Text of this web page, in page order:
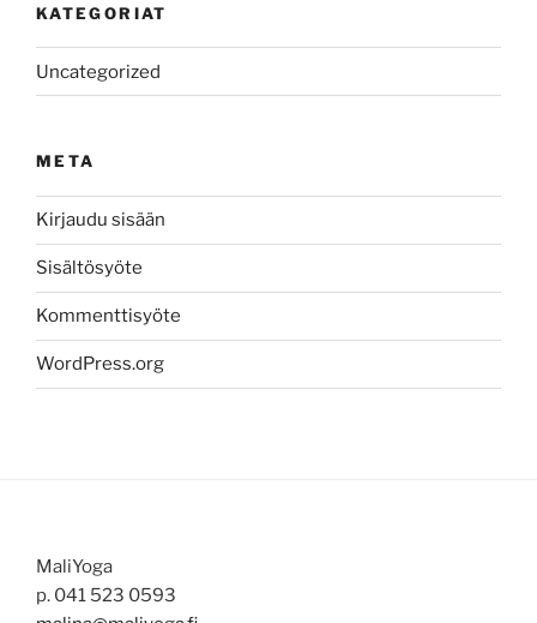
KATEGORIAT
Uncategorized
META
Kirjaudu sisään
Sisältösyöte
Kommenttisyöte
WordPress.org
MaliYoga
p. 041 523 0593